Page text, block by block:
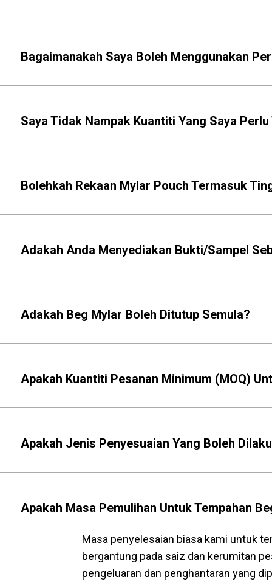
Bagaimanakah Saya Boleh Menggunakan
Saya Tidak Nampak Kuantiti Yang Saya
Bolehkah Rekaan Mylar Pouch Termasuk
Adakah Anda Menyediakan Bukti/Sampel
Adakah Beg Mylar Boleh Ditutup Semula?
Apakah Kuantiti Pesanan Minimum (MOQ)
Apakah Jenis Penyesuaian Yang Boleh
Apakah Masa Pemulihan Untuk Tempahan
Masa penyelesaian biasa kami untuk
bergantung pada saiz dan kerumitan
pengeluaran dan penghantaran yang